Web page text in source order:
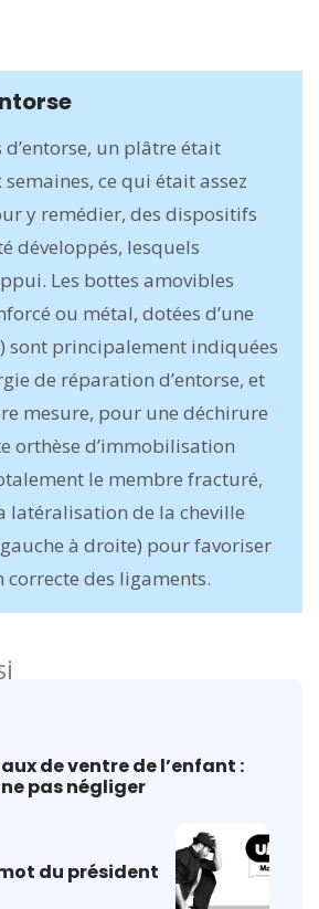
un plâtre était
ce qui était assez
y remédier, des dispositifs
développés, lesquels
Les bottes amovibles
ou métal, dotées d’une
sont principalement indiquées
de réparation d’entorse, et
mesure, pour une déchirure
orthèse d’immobilisation
le membre fracturé,
latéralisation de la cheville
à droite) pour favoriser
des ligaments.
de ventre de l’enfant :
pas négliger
du président